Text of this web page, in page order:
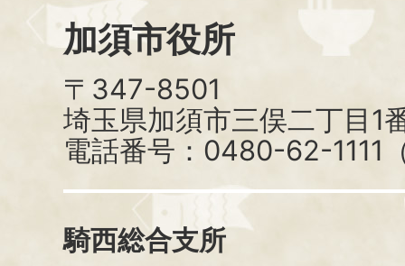
加須市役所
〒347-8501
埼玉県加須市三俣二丁目1
電話番号：0480-62-1111
騎西総合支所